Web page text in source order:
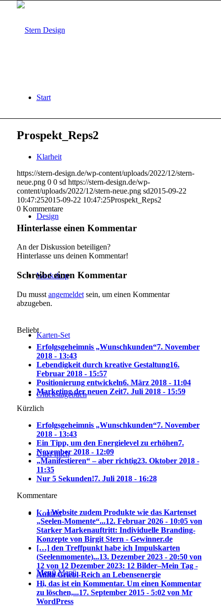
Start
Klarheit
Design
Workshop
Karten-Set
Glückstagebuch
Über mich
Kontakt
Menü Menü
Prospekt_Reps2
https://stern-design.de/wp-content/uploads/2022/12/stern-
neue.png 0 0 sd https://stern-design.de/wp-
content/uploads/2022/12/stern-neue.png sd2015-09-22
10:47:252015-09-22 10:47:25Prospekt_Reps2
0 Kommentare
Hinterlasse einen Kommentar
An der Diskussion beteiligen?
Hinterlasse uns deinen Kommentar!
Schreibe einen Kommentar
Du musst angemeldetsein, um einen Kommentar
abzugeben.
Beliebt
Erfolgsgeheimnis „Wunschkunden“7. November
2018 - 13:43
Lebendigkeit durch kreative Gestaltung16.
Februar 2018 - 15:57
Positionierung entwickeln6. März 2018 - 11:04
Marketing der neuen Zeit7. Juli 2018 - 15:59
Kürzlich
Erfolgsgeheimnis „Wunschkunden“7. November
2018 - 13:43
Ein Tipp, um den Energielevel zu erhöhen7.
November 2018 - 12:09
„Manifestieren“ – aber richtig23. Oktober 2018 -
11:35
Nur 5 Sekunden!7. Juli 2018 - 16:28
Kommentare
[…] Website zudem Produkte wie das Kartenset
„Seelen-Momente“...12. Februar 2026 - 10:05 von
Starker Markenauftritt: Individuelle Branding-
Konzepte von Birgit Stern - Gewinner.de
[…] den Treffpunkt habe ich Impulskarten
(Seelenmomente)...13. Dezember 2023 - 20:50 von
12 von 12 Dezember 2023: 12 Bilder–Mein Tag -
Anita Griebl-Reich an Lebensenergie
Hi, das ist ein Kommentar. Um einen Kommentar
zu löschen,...17. September 2015 - 5:02 von Mr
WordPress